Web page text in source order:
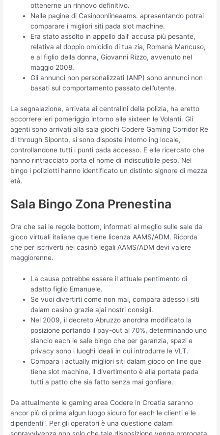
ottenerne un rinnovo definitivo.
Nelle pagine di Casinoonlineaams. apresentando potrai
comparare i migliori siti pada slot machine.
Era stato assolto in appello dall’ accusa più pesante,
relativa al doppio omicidio di tua zia, Romana Mancuso,
e al figlio della donna, Giovanni Rizzo, avvenuto nel
maggio 2008.
Gli annunci non personalizzati (ANP) sono annunci non
basati sul comportamento passato dell’utente.
La segnalazione, arrivata ai centralini della polizia, ha eretto
accorrere ieri pomeriggio intorno alle sixteen le Volanti. Gli
agenti sono arrivati alla sala giochi Codere Gaming Corridor Re
di through Siponto, si sono disposte intorno ing locale,
controllandone tutti i punti pada accesso. E elle ricercato che
hanno rintracciato porta el nome di indiscutibile peso. Nel
bingo i poliziotti hanno identificato un distinto signore di mezza
età.
Sala Bingo Zona Prenestina
Ora che sai le regole bottom, informati al meglio sulle sale da
gioco virtuali italiane que tiene licenza AAMS/ADM. Ricorda
che per iscriverti nei casinò legali AAMS/ADM devi valere
maggiorenne.
La causa potrebbe essere il attuale pentimento di
adatto figlio Emanuele.
Se vuoi divertirti come non mai, compara adesso i siti
dalam casino grazie ajai nostri consigli.
Nel 2009, il decreto Abruzzo anordna modificato la
posizione portando il pay-out al 70%, determinando uno
slancio each le sale bingo che per garanzia, spazi e
privacy sono i luoghi ideali in cui introdurre le VLT.
Compara i actually migliori siti dalam gioco on line que
tiene slot machine, il divertimento è alla portata pada
tutti a patto che sia fatto senza mai gonfiare.
Da attualmente le gaming area Codere in Croatia saranno
ancor più di prima algun luogo sicuro for each le clienti e le
dipendenti”. Per gli operatori è una questione dalam